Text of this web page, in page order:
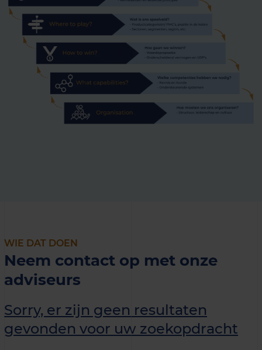
WIE DAT DOEN
Neem contact op met onze
adviseurs
Sorry, er zijn geen resultaten
gevonden voor uw zoekopdracht